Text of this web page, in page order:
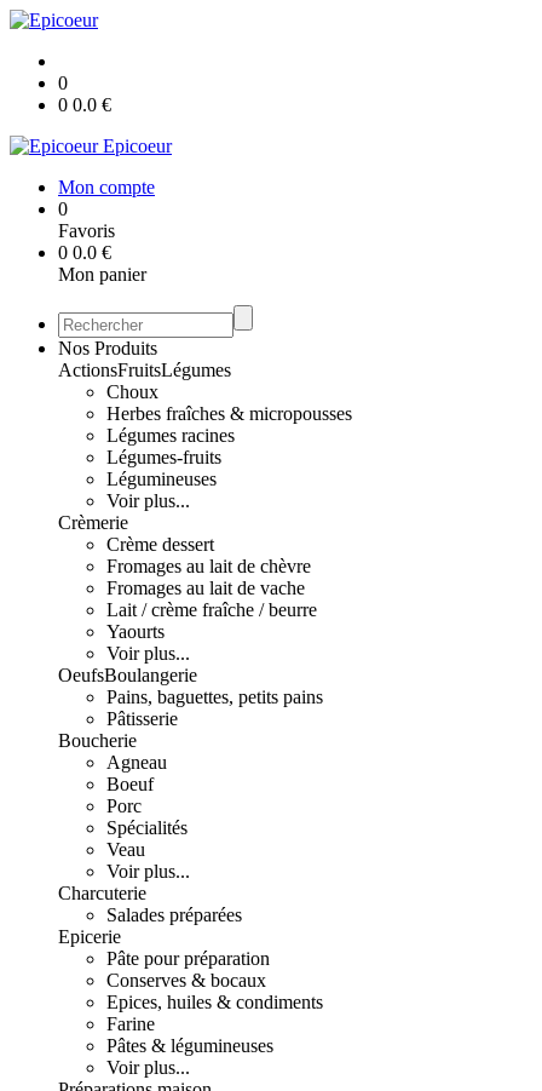
0
0 0.0 €
Epicoeur
Mon compte
0
Favoris
0 0.0 €
Mon panier
Nos Produits
ActionsFruitsLégumes
Choux
Herbes fraîches & micropousses
Légumes racines
Légumes-fruits
Légumineuses
Voir plus...
Crèmerie
Crème dessert
Fromages au lait de chèvre
Fromages au lait de vache
Lait / crème fraîche / beurre
Yaourts
Voir plus...
OeufsBoulangerie
Pains, baguettes, petits pains
Pâtisserie
Boucherie
Agneau
Boeuf
Porc
Spécialités
Veau
Voir plus...
Charcuterie
Salades préparées
Epicerie
Pâte pour préparation
Conserves & bocaux
Epices, huiles & condiments
Farine
Pâtes & légumineuses
Voir plus...